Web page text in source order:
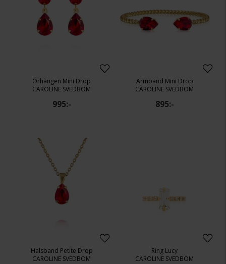
Örhängen Mini Drop
CAROLINE SVEDBOM
995:-
Armband Mini Drop
CAROLINE SVEDBOM
895:-
Halsband Petite Drop
CAROLINE SVEDBOM
Ring Lucy
CAROLINE SVEDBOM